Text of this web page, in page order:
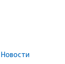
Новости